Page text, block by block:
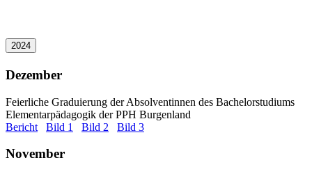
2024
Dezember
Feierliche Graduierung der Absolventinnen des Bachelorstudiums
Elementarpädagogik der PPH Burgenland
Bericht
Bild 1 Bild 2 Bild 3
November